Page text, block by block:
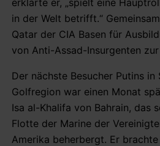
in der Welt betrifft.“
Qatar der CIA Basen für
von Anti-Assad-Insurgenten
Der nächste Besucher Putins in
Golfregion war einen Monat
Isa al-Khalifa von Bahrain, das
Flotte der Marine der
Amerika beherbergt. Er